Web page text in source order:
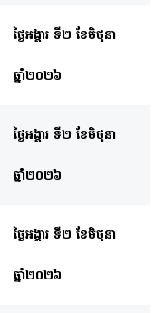
ថ្ងៃអង្គារ ទី២ ខែមិថុនា
ឆ្នាំ២០២៦
ថ្ងៃអង្គារ ទី២ ខែមិថុនា
ឆ្នាំ២០២៦
ថ្ងៃអង្គារ ទី២ ខែមិថុនា
ឆ្នាំ២០២៦